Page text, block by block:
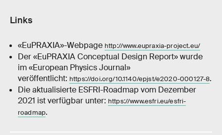
Links
«EuPRAXIA»-Webpage http://www.eupraxia-project.eu/
Der «EuPRAXIA Conceptual Design Report» wurde
im «European Physics Journal»
veröffentlicht: https://doi.org/10.1140/epjst/e2020-000127-8.
Die aktualisierte ESFRI-Roadmap vom Dezember
2021 ist verfügbar unter: https://www.esfri.eu/esfri-
roadmap.